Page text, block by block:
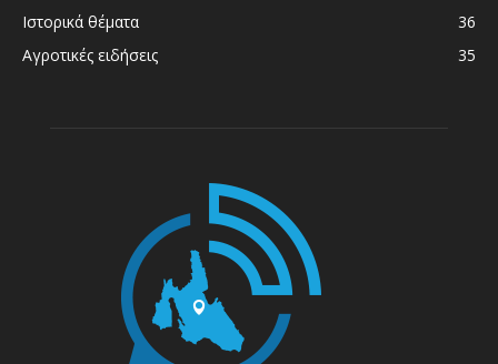
Ιστορικά θέματα
36
Αγροτικές ειδήσεις
35